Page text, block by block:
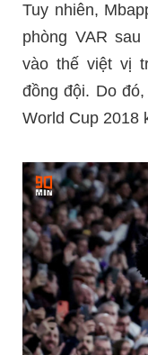
Tuy nhiên,
phòng VAR
vào thế việt vị
đồng đội. Do
World Cup 2018